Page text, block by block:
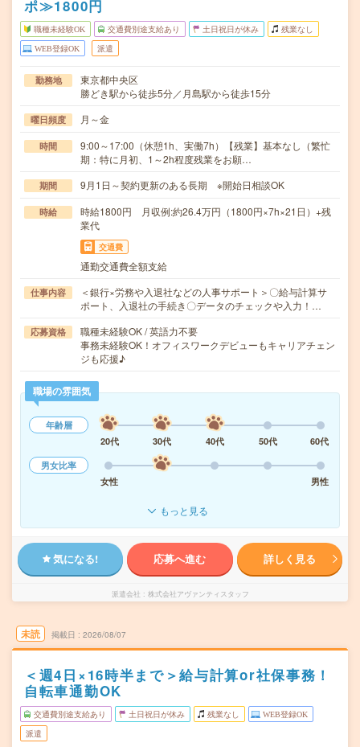
ポ≫1800円
職種未経験OK 交通費別途支給あり 土日祝日が休み 残業なし
WEB登録OK 派遣
勤務地
東京都中央区
勝どき駅から徒歩5分／月島駅から徒歩15分
曜日頻度 月～金
時間
9:00～17:00（休憩1h、実働7h）【残業】基本なし（繁忙
期：特に月初、1～2h程度残業をお願…
期間 9月1日～契約更新のある長期 ※開始日相談OK
時給
時給1800円 月収例:約26.4万円（1800円×7h×21日）+残
業代
交通費
通勤交通費全額支給
仕事内容
＜銀行×労務や入退社などの人事サポート＞〇給与計算サ
ポート、入退社の手続き〇データのチェックや入力！…
応募資格
職種未経験OK / 英語力不要
事務未経験OK！オフィスワークデビューもキャリアチェン
ジも応援♪
職場の雰囲気
年齢層
20代
30代 40代 50代
60代
男女比率
女性
男性
もっと見る
気になる! 応募へ進む 詳しく見る
派遣会社 株式会社アヴァンティスタッフ
未読 掲載日 2026/08/07
＜週4日×16時半まで＞給与計算or社保事務！
自転車通勤OK
交通費別途支給あり 土日祝日が休み 残業なし WEB登録OK
派遣